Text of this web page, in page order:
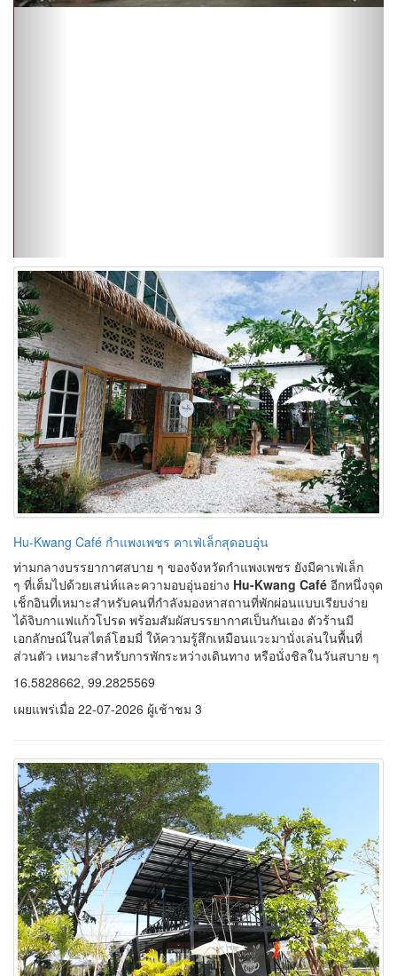
Hu-Kwang Café กำแพงเพชร คาเฟ่เล็กสุดอบอุ่น
ท่ามกลางบรรยากาศสบาย ๆ ของจังหวัดกำแพงเพชร ยังมีคาเฟ่เล็ก
ๆ ที่เต็มไปด้วยเสน่ห์และความอบอุ่นอย่างHu-Kwang Caféอีกหนึ่งจุด
เช็กอินที่เหมาะสำหรับคนที่กำลังมองหาสถานที่พักผ่อนแบบเรียบง่าย
ได้จิบกาแฟแก้วโปรด พร้อมสัมผัสบรรยากาศเป็นกันเอง ตัวร้านมี
เอกลักษณ์ในสไตล์โฮมมี่ ให้ความรู้สึกเหมือนแวะมานั่งเล่นในพื้นที่
ส่วนตัว เหมาะสำหรับการพักระหว่างเดินทาง หรือนั่งชิลในวันสบาย ๆ
16.5828662, 99.2825569
เผยแพร่เมื่อ 22-07-2026 ผู้เช้าชม 3
Organic Coffee & Farm กำแพงเพชร
สำหรับใครที่กำลังมองหาคาเฟ่บรรยากาศสบาย ๆ ในจังหวัด
กำแพงเพชร ที่ได้สัมผัสทั้งความร่มรื่นของธรรมชาติและความหอม
ละมุนของเครื่องดื่มOrganic Coffee & Farm คืออีกหนึ่งจุดเช็กอินที่
ไม่ควรพลาด ด้วยบรรยากาศร้านที่รายล้อมไปด้วยต้นไม้ ให้ความรู้สึก
อบอุ่นและผ่อนคลาย เหมาะสำหรับการมานั่งพัก จิบกาแฟ ทานเบเกอรี่
หรือใช้เวลาสบาย ๆ ในวันหยุด โดยร้านมีทั้งเมนูเครื่องดื่มและเบเกอรี่
หลากหลายให้เลือก พร้อมบรรยากาศที่เป็นกันเอง
16.3720284, 99.1354394,
เผยแพร่เมื่อ 22-07-2026 ผู้เช้าชม 6